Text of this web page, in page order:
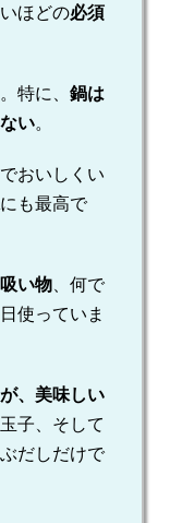
ほどの必須
特に、 鍋は
い。
おいしくい
にも最高で
い物 、何で
使っていま
、美味しい
子、そして
だしだけで